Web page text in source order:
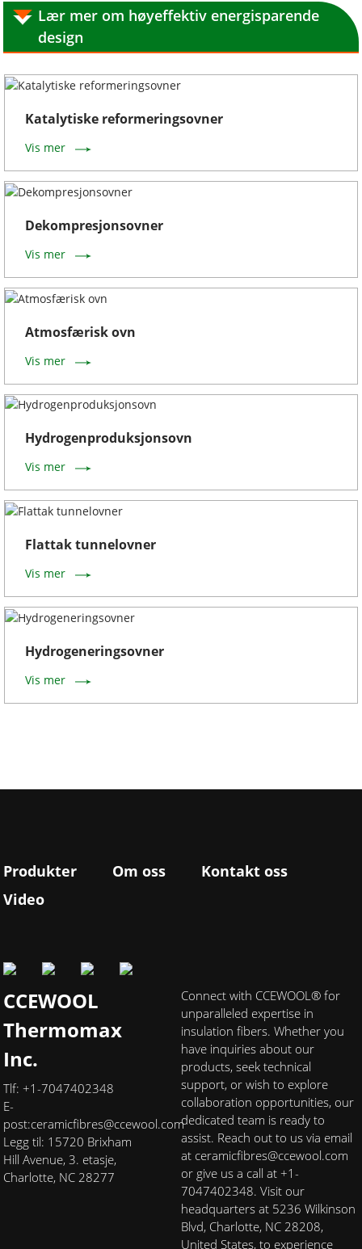
Lær mer om høyeffektiv energisparende
design
Katalytiske reformeringsovner
Vis mer
Dekompresjonsovner
Vis mer
Atmosfærisk ovn
Vis mer
Hydrogenproduksjonsovn
Vis mer
Flattak tunnelovner
Vis mer
Hydrogeneringsovner
Vis mer
Produkter Om oss
Kontakt oss
Video
CCEWOOL
Thermomax
Inc.
Tlf: +1-7047402348
E-
post:ceramicfibres@ccewool.com
Legg til: 15720 Brixham
Hill Avenue, 3. etasje,
Charlotte, NC 28277
Connect with CCEWOOL® for
unparalleled expertise in
insulation fibers. Whether you
have inquiries about our
products, seek technical
support, or wish to explore
collaboration opportunities, our
dedicated team is ready to
assist. Reach out to us via email
at ceramicfibres@ccewool.com
or give us a call at +1-
7047402348. Visit our
headquarters at 5236 Wilkinson
Blvd, Charlotte, NC 28208,
United States, to experience